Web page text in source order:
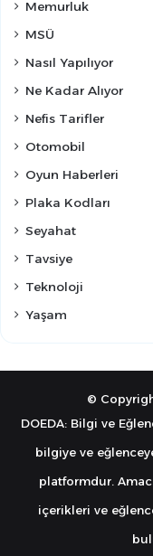
Memurluk
MSÜ
Nasıl Yapılıyor
Ne Kadar Alıyor
Nefis Tarifler
Otomobil
Oyun Haberleri
Plaka Kodları
Seyahat
Tavsiye
Teknoloji
Yaşam
©
DOEDA: Bilgi ve
bilgiye ve
platformdur.
içerikleri ve